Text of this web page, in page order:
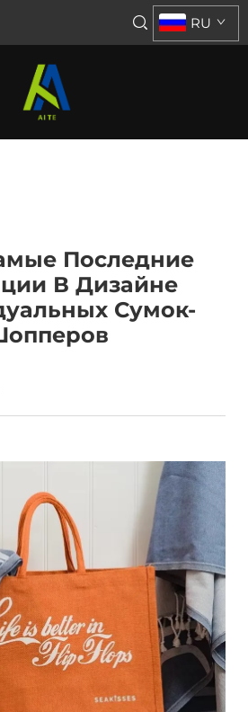
RU
Последние
В Дизайне
Сумок-